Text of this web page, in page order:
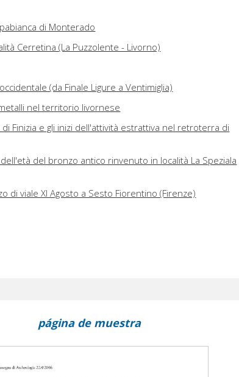
di Monterado
Cerretina (La Puzzolente - Livorno)
(da Finale Ligure a Ventimiglia)
nel territorio livornese
Finizia e gli inizi dell'attività estrattiva nel retroterra di
del bronzo antico rinvenuto in località La Speziala
di viale XI Agosto a Sesto Fiorentino (Firenze)
página de muestra